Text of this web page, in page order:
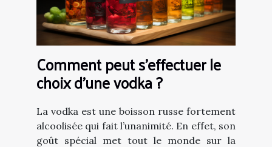
Comment peut s’effectuer le
choix d’une vodka ?
La vodka est une boisson russe fortement
alcoolisée qui fait l’unanimité. En effet, son
goût spécial met tout le monde sur la